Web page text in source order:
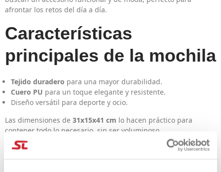
afrontar los retos del día a día.
Características
principales de la mochila
Tejido duradero para una mayor durabilidad.
Cuero PU para un toque elegante y resistente.
Diseño versátil para deporte y ocio.
Las dimensiones de 31x15x41 cm lo hacen práctico para
contener todo lo necesario, sin ser voluminoso.